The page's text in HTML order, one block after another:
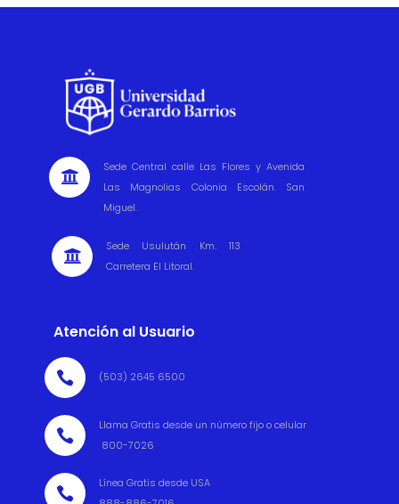

Sede Central calle Las Flores y Avenida
Las Magnolias Colonia Escolán. San
Miguel.

Sede Usulután Km. 113
Carretera El Litoral.
Atención al Usuario
 (503) 2645 6500

Llama Gratis desde un número fijo o celular
800-7026

Línea Gratis desde USA